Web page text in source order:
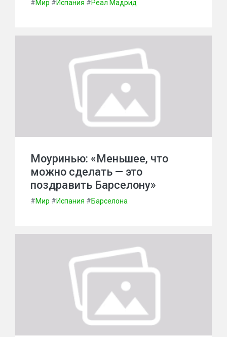
#Мир #Испания #Реал Мадрид
Моуринью: «Меньшее, что
можно сделать — это
поздравить Барселону»
#Мир #Испания #Барселона